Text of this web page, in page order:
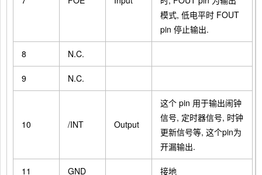
模式, 低电平时 FOUT
pin 停止输出.
8 N.C.
9 N.C.
10 /INT Output
这个 pin 用于输出闹钟
信号, 定时器信号, 时钟
更新信号等, 这个pin为
开漏输出.
11 GND 接地